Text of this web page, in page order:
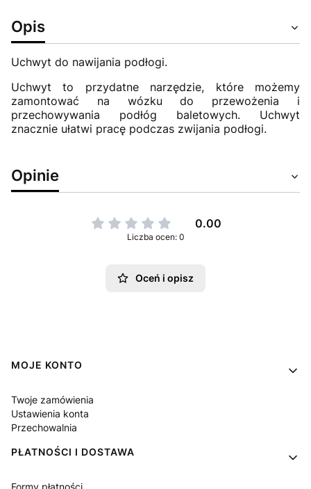
Opis
Uchwyt do nawijania podłogi.
Uchwyt to przydatne narzędzie, które możemy
zamontować na wózku do przewożenia i
przechowywania podłóg baletowych. Uchwyt
znacznie ułatwi pracę podczas zwijania podłogi.
Opinie
0.00
Liczba ocen: 0
Oceń i opisz
Linki w stopce
MOJE KONTO
Twoje zamówienia
Ustawienia konta
Przechowalnia
PŁATNOŚCI I DOSTAWA
Formy płatności